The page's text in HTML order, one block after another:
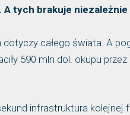
tych brakuje
całego świata. A
590 mln dol. okupu
infrastruktura